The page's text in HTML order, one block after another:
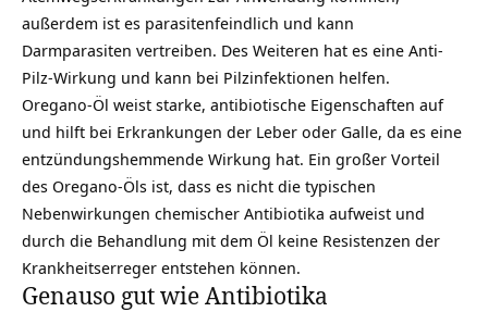
außerdem ist es parasitenfeindlich und kann
Darmparasiten vertreiben. Des Weiteren hat es eine Anti-
Pilz-Wirkung und kann bei Pilzinfektionen helfen.
Oregano-Öl weist starke, antibiotische Eigenschaften auf
und hilft bei Erkrankungen der Leber oder Galle, da es eine
entzündungshemmende Wirkung hat. Ein großer Vorteil
des Oregano-Öls ist, dass es nicht die typischen
Nebenwirkungen chemischer Antibiotika aufweist und
durch die Behandlung mit dem Öl keine Resistenzen der
Krankheitserreger entstehen können.
Genauso gut wie Antibiotika